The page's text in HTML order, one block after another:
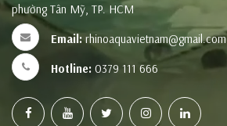
phường Tân Mỹ, TP. HCM
Email: rhinoaquavietnam@gmail.com
Hotline: 0379 111 666